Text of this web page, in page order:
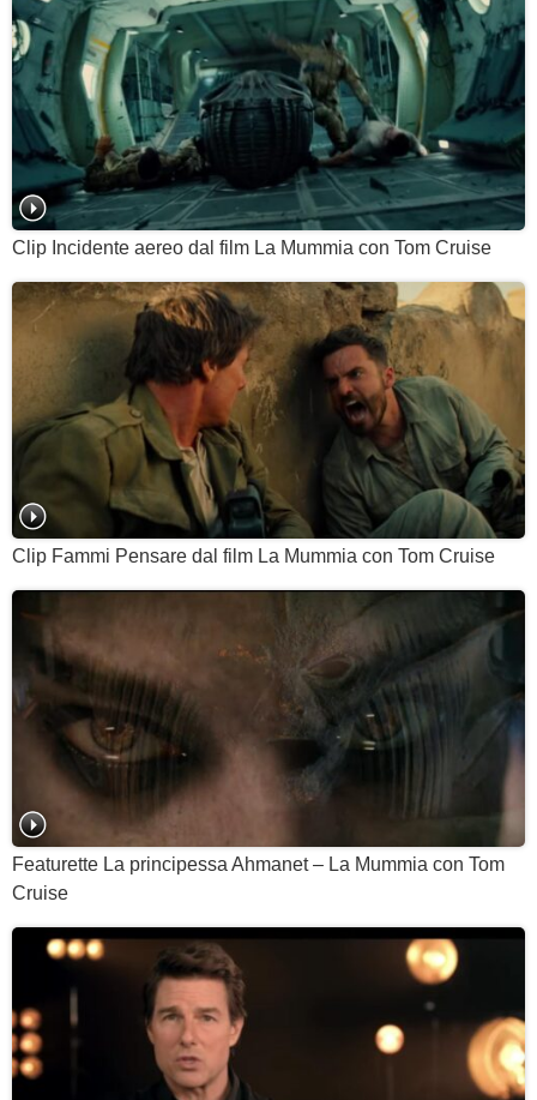
Clip Incidente aereo dal film La Mummia con Tom Cruise
Clip Fammi Pensare dal film La Mummia con Tom Cruise
Featurette La principessa Ahmanet – La Mummia con Tom
Cruise